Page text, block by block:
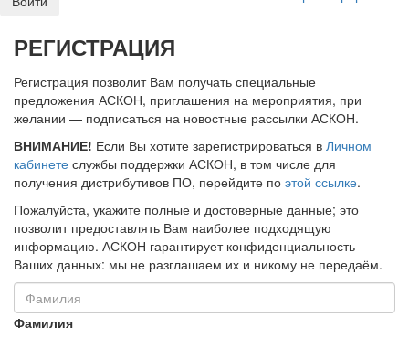
РЕГИСТРАЦИЯ
Регистрация позволит Вам получать специальные
предложения АСКОН, приглашения на мероприятия, при
желании — подписаться на новостные рассылки АСКОН.
ВНИМАНИЕ! Если Вы хотите зарегистрироваться в Личном
кабинете службы поддержки АСКОН, в том числе для
получения дистрибутивов ПО, перейдите по этой ссылке.
Пожалуйста, укажите полные и достоверные данные; это
позволит предоставлять Вам наиболее подходящую
информацию. АСКОН гарантирует конфиденциальность
Ваших данных: мы не разглашаем их и никому не передаём.
Фамилия